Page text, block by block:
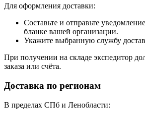
Для оформления доставки:
Составьте и отправьте
бланке вашей организации.
Укажите выбранную службу
При получении на складе экспедитор
заказа или счёта.
Доставка по регионам
В пределах СПб и Ленобласти: